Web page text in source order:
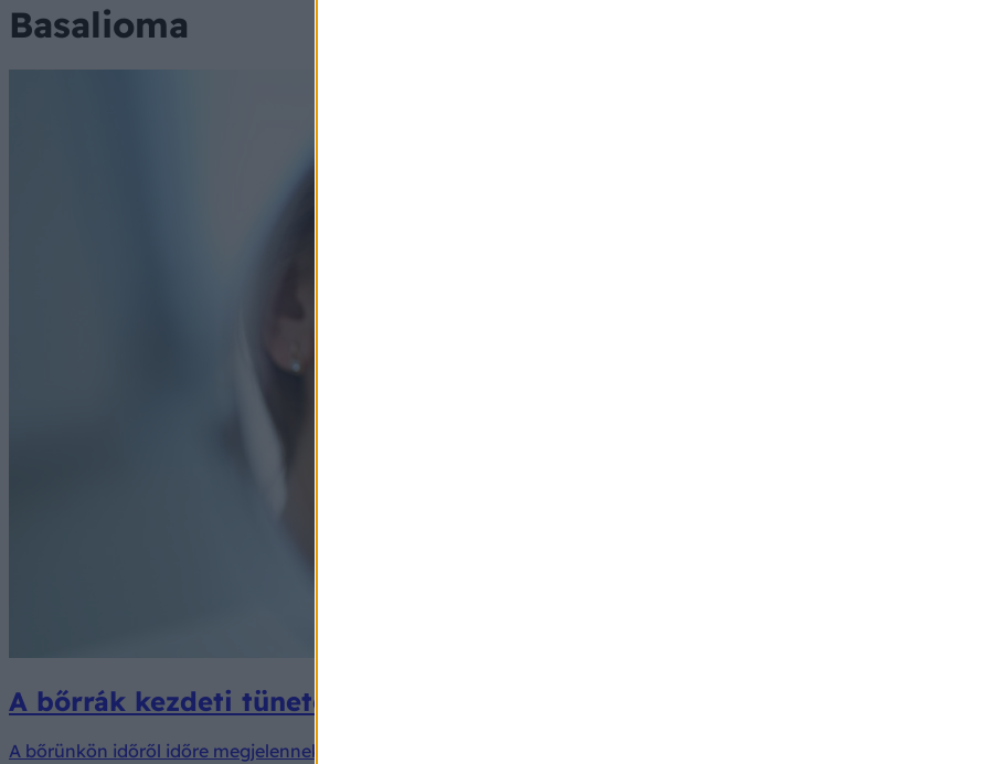
Basalioma
A bőrrák kezdeti tünetét sokan pattanásnak, apró sérülésnek nézik
A bőrünkön időről időre megjelennek pattanások, apró sebek, furcsa foltok – a legtöbbször ártalmatlan dolgokról